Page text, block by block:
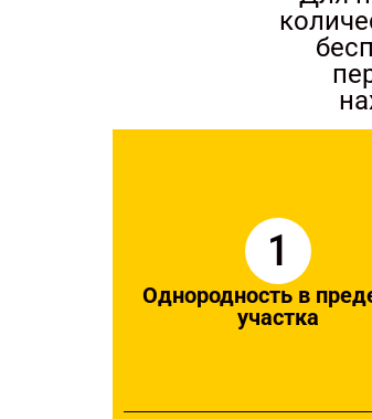
1
Однородность в
участка